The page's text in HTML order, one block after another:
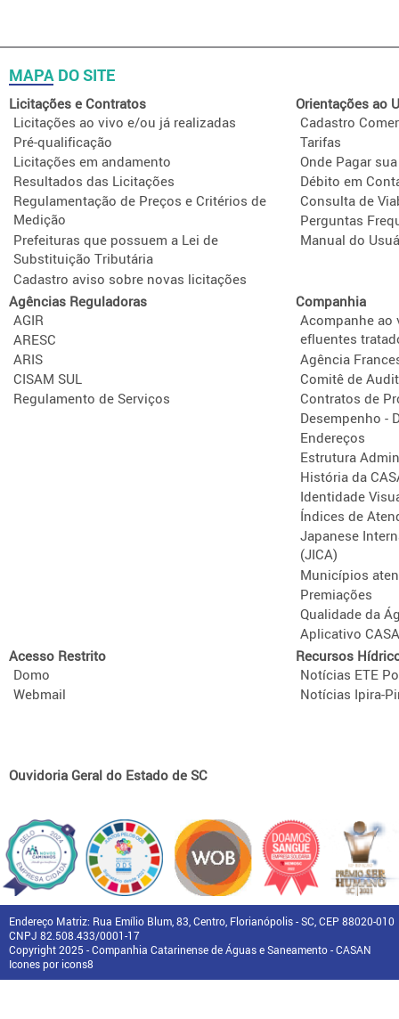
MAPA DO SITE
Licitações e Contratos
Licitações ao vivo e/ou já realizadas
Pré-qualificação
Licitações em andamento
Resultados das Licitações
Regulamentação de Preços e Critérios de
Medição
Prefeituras que possuem a Lei de
Substituição Tributária
Cadastro aviso sobre novas licitações
Orientações ao
Cadastro
Tarifas
Onde Pagar
Débito em
Consulta de
Perguntas
Manual do
Agências Reguladoras
AGIR
ARESC
ARIS
CISAM SUL
Regulamento de Serviços
Companhia
Acompanhe ao
efluentes
Agência
Comitê de
Contratos de
Desempenho -
Endereços
Estrutura
História da
Identidade
Índices de
Japanese
(JICA)
Municípios
Premiações
Qualidade da
Aplicativo
Acesso Restrito
Domo
Webmail
Recursos
Notícias ETE
Notícias Ipira-
Ouvidoria Geral do Estado de SC
Endereço Matriz: Rua Emílio Blum, 83, Centro, Florianópolis - SC, CEP 88020-010
CNPJ 82.508.433/0001-17
Copyright 2025 - Companhia Catarinense de Águas e Saneamento - CASAN
Icones por icons8